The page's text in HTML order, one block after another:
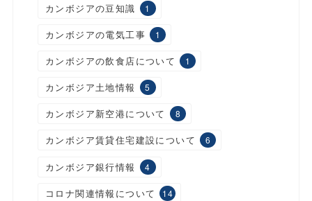
カンボジアの豆知識 1
カンボジアの電気工事 1
カンボジアの飲食店について 1
カンボジア土地情報 5
カンボジア新空港について 8
カンボジア賃貸住宅建設について 6
カンボジア銀行情報 4
コロナ関連情報について 14